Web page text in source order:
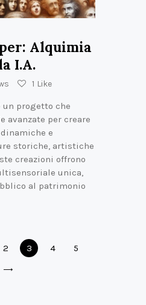
Alquimia
I.A.
1 Like
un progetto che
avanzate per creare
e
storiche, artistiche
creazioni offrono
unica,
al patrimonio
Page
2 Page
3 Page
4 Page
5